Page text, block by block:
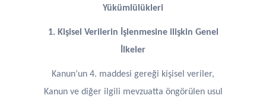
Yükümlülükleri
1. Kişisel Verilerin İşlenmesine ilişkin Genel
İlkeler
Kanun’un 4. maddesi gereği kişisel veriler,
Kanun ve diğer ilgili mevzuatta öngörülen usul